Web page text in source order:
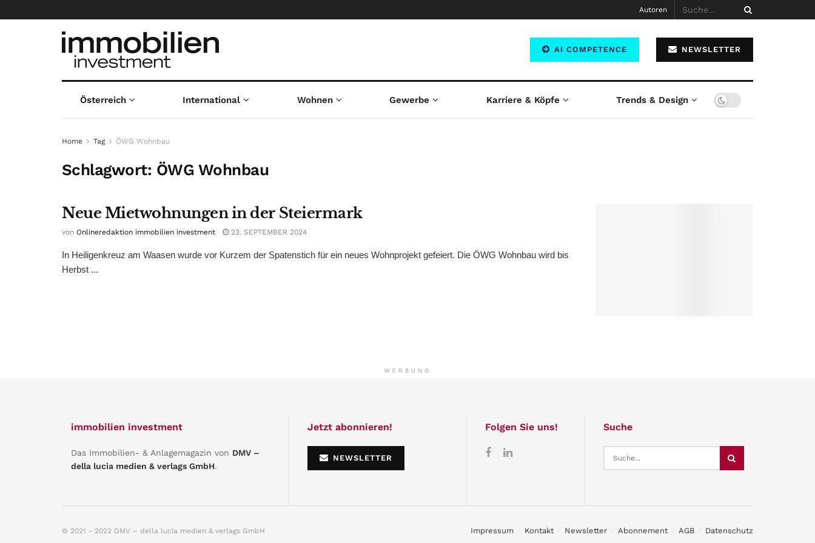
Autoren
AI COMPETENCE NEWSLETTER
Österreich International Wohnen Gewerbe Karriere & Köpfe Trends & Design
Home Tag ÖWG Wohnbau
Schlagwort: ÖWG Wohnbau
Neue Mietwohnungen in der Steiermark
von Onlineredaktion immobilien investment 23. SEPTEMBER 2024
In Heiligenkreuz am Waasen wurde vor Kurzem der Spatenstich für ein neues Wohnprojekt gefeiert. Die ÖWG Wohnbau wird bis
Herbst ...
WERBUNG
immobilien investment
Das Immobilien- & Anlagemagazin von DMV –
della lucia medien & verlags GmbH.
Jetzt abonnieren!
NEWSLETTER
Folgen Sie uns! Suche
Impressum Kontakt Newsletter Abonnement AGB Datenschutz
© 2021 - 2022 DMV – della lucia medien & verlags GmbH